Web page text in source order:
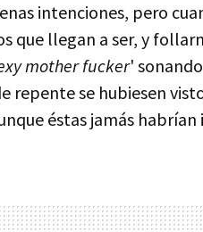
intenciones, pero
que llegan a ser, y
mother fucker'
repente se hubiesen
éstas jamás